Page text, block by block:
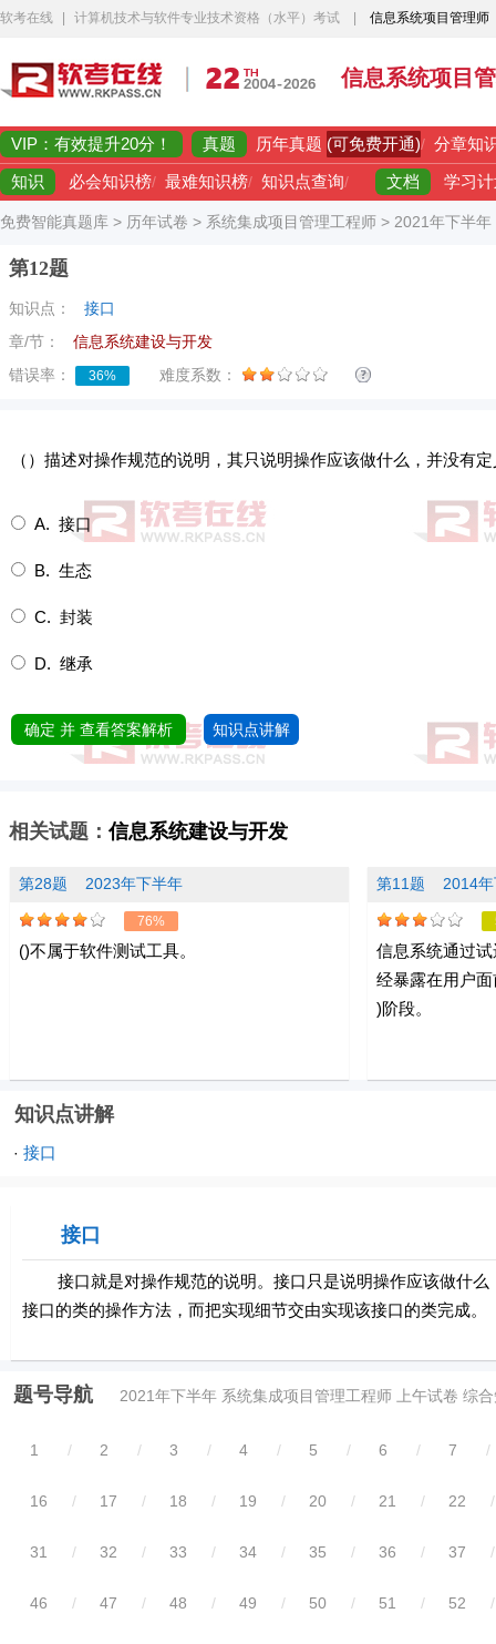
软考在线 计算机技术与软件专业技术资格（水平）考试 信息系统项目管理师
信息系统项目
VIP：有效提升20分！ 真题 历年真题 (可免费开通)/ 分章知
知识 必会知识榜/ 最难知识榜/ 知识点查询/ 文档 学习
免费智能真题库 > 历年试卷 > 系统集成项目管理工程师 > 2021年下半
第12题
知识点：
接口
章/节：
信息系统建设与开发
错误率：
36% 难度系数：
（）描述对操作规范的说明，其只说明操作应该做什么，并没有
A. 接口
B. 生态
C. 封装
D. 继承
确定 并 查看答案解析 知识点讲解
相关试题： 信息系统建设与开发
第28题 2023年下半年
76%
()不属于软件测试工具。
第11题 2014
信息系统通过
经暴露在用户
)阶段。
知识点讲解
· 接口
接口
接口就是对操作规范的说明。接口只是说明操作应该做什么
接口的类的操作方法，而把实现细节交由实现该接口的类完成。
题号导航 2021年下半年 系统集成项目管理工程师 上午试卷 综
1 / 2 / 3 / 4 / 5 / 6 / 7 /
16 / 17 / 18 / 19 / 20 / 21 / 22 /
31 / 32 / 33 / 34 / 35 / 36 / 37 /
46 / 47 / 48 / 49 / 50 / 51 / 52 /